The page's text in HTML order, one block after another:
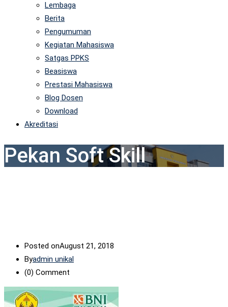
Lembaga
Berita
Pengumuman
Kegiatan Mahasiswa
Satgas PPKS
Beasiswa
Prestasi Mahasiswa
Blog Dosen
Download
Akreditasi
Pekan Soft Skill
Posted onAugust 21, 2018
Byadmin unikal
(0) Comment